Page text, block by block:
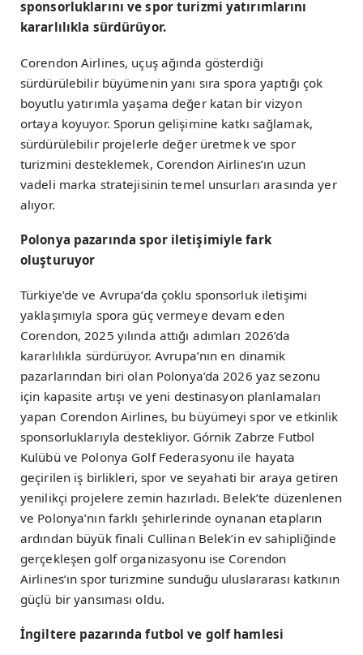
sponsorluklarını ve spor turizmi yatırımlarını
kararlılıkla sürdürüyor.
Corendon Airlines, uçuş ağında gösterdiği
sürdürülebilir büyümenin yanı sıra spora yaptığı çok
boyutlu yatırımla yaşama değer katan bir vizyon
ortaya koyuyor. Sporun gelişimine katkı sağlamak,
sürdürülebilir projelerle değer üretmek ve spor
turizmini desteklemek, Corendon Airlines’ın uzun
vadeli marka stratejisinin temel unsurları arasında yer
alıyor.
Polonya pazarında spor iletişimiyle fark
oluşturuyor
Türkiye’de ve Avrupa’da çoklu sponsorluk iletişimi
yaklaşımıyla spora güç vermeye devam eden
Corendon, 2025 yılında attığı adımları 2026’da
kararlılıkla sürdürüyor. Avrupa’nın en dinamik
pazarlarından biri olan Polonya’da 2026 yaz sezonu
için kapasite artışı ve yeni destinasyon planlamaları
yapan Corendon Airlines, bu büyümeyi spor ve etkinlik
sponsorluklarıyla destekliyor. Górnik Zabrze Futbol
Kulübü ve Polonya Golf Federasyonu ile hayata
geçirilen iş birlikleri, spor ve seyahati bir araya getiren
yenilikçi projelere zemin hazırladı. Belek’te düzenlenen
ve Polonya’nın farklı şehirlerinde oynanan etapların
ardından büyük finali Cullinan Belek’in ev sahipliğinde
gerçekleşen golf organizasyonu ise Corendon
Airlines’ın spor turizmine sunduğu uluslararası katkının
güçlü bir yansıması oldu.
İngiltere pazarında futbol ve golf hamlesi